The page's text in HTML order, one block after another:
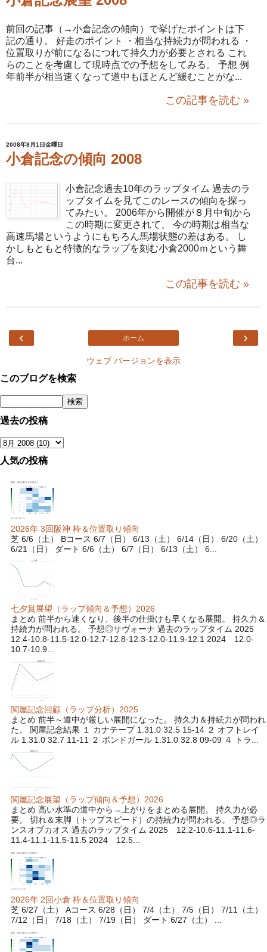
前回の記事（→小倉記念の傾向）で挙げたポイントは下
記の通り。 好走のポイント ・相当な持続力が問われる ・
位置取りが前になるにつれて持久力が必要とされる これ
らのことを考慮して現時点での予想をしてみる。 予想 例
年前半が相当速くなって道中もほとんど緩むことがな...
この記事を読む »
2008年8月1日金曜日
小倉記念の傾向 2008
小倉記念過去10年のラップタイム 過去のラ
ップタイムを見てこのレースの傾向を探っ
てみたい。 2006年から開催が８月中旬から
この時期に変更されて、 今の時期は相当な
高速馬場というようにもちろん馬場状態の差はある。 し
かしもともと特徴的なラップを刻む小倉2000ｍという舞
台...
この記事を読む »
‹ ›
ホーム
ウェブ バージョンを表示
このブログを検索
過去の投稿
人気の投稿
2026年 3回阪神 枠＆位置取り傾向
芝 6/6（土） Bコース 6/7（日） 6/13（土） 6/14（日） 6/20（土）
6/21（日） ダート 6/6（土） 6/7（日） 6/13（土） 6...
七夕賞展望（ラップ傾向＆予想）2026
まとめ 前半から速くなり、後半の仕掛けも早くなる展開。 持久力＆
持続力が問われる。 予想◎サヴォーナ 過去のラップタイム 2025
12.4-10.8-11.5-12.0-12.7-12.8-12.3-12.0-11.9-12.1 2024 12.0-
10.7-10.9...
関屋記念回顧（ラップ分析）2025
まとめ 前半～道中が厳しい展開になった。 持久力＆持続力が問われ
た。 関屋記念結果 １ カナテープ 1.31.0 32.5 15-14 ２ オフトレイ
ル 1.31.0 32.7 11-11 ２ ボンドガール 1.31.0 32.8 09-09 ４ トラ...
関屋記念展望（ラップ傾向＆予想）2026
まとめ 高い水準の道中から→上がりをまとめる展開。 持久力が必
要。 切れ＆末脚（トップスピード）の持続力が問われる。 予想◎ラ
ンスオブカオス 過去のラップタイム 2025 12.2-10.6-11.1-11.6-
11.4-11.1-11.5-11.5 2024 12.5...
2026年 2回小倉 枠＆位置取り傾向
芝 6/27（土） Aコース 6/28（日） 7/4（土） 7/5（日） 7/11（土）
7/12（日） 7/18（土） 7/19（日） ダート 6/27（土） ...